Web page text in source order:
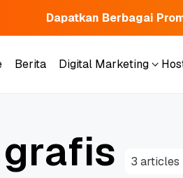
Dapatkan Berbagai
Berita
Digital Marketing
grafis 3 articles